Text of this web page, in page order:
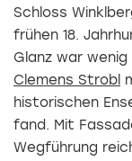
Schloss
frühen 18.
Glanz war
Clemens Strobl
historischen
fand. Mit
Wegführung